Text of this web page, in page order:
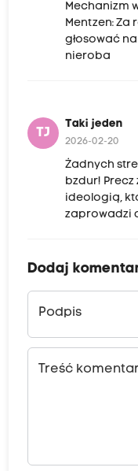
Mechanizm
Mentzen: Za
głosować
nieroba
TJ
Taki jeden
2026-02-20
Żadnych
bzdur!
ideologią,
zaprowadzi
Dodaj
Podpis
Treść